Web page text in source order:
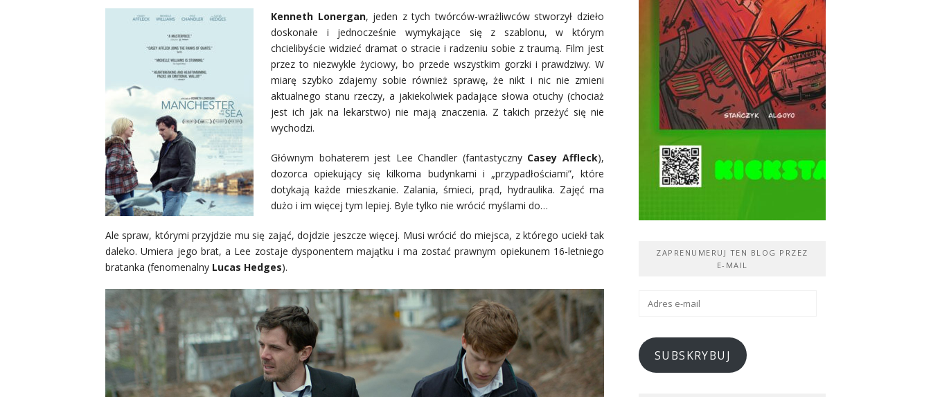
Kenneth Lonergan, jeden z tych twórców-wrażliwców stworzył dzieło
doskonałe i jednocześnie wymykające się z szablonu, w którym
chcielibyście widzieć dramat o stracie i radzeniu sobie z traumą. Film jest
przez to niezwykle życiowy, bo przede wszystkim gorzki i prawdziwy. W
miarę szybko zdajemy sobie również sprawę, że nikt i nic nie zmieni
aktualnego stanu rzeczy, a jakiekolwiek padające słowa otuchy (chociaż
jest ich jak na lekarstwo) nie mają znaczenia. Z takich przeżyć się nie
wychodzi.
Głównym bohaterem jest Lee Chandler (fantastyczny Casey Affleck),
dozorca opiekujący się kilkoma budynkami i „przypadłościami”, które
dotykają każde mieszkanie. Zalania, śmieci, prąd, hydraulika. Zajęć ma
dużo i im więcej tym lepiej. Byle tylko nie wrócić myślami do…
Ale spraw, którymi przyjdzie mu się zająć, dojdzie jeszcze więcej. Musi wrócić do miejsca, z którego uciekł tak
daleko. Umiera jego brat, a Lee zostaje dysponentem majątku i ma zostać prawnym opiekunem 16-letniego
bratanka (fenomenalny Lucas Hedges).
ZAPRENUMERUJ TEN BLOG PRZEZ
E-MAIL
Adres
SUBSKRYBUJ